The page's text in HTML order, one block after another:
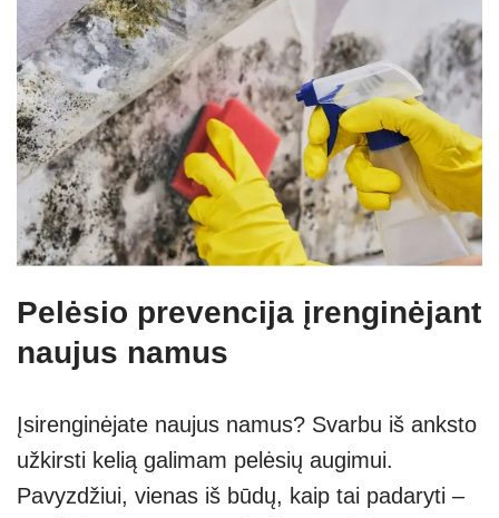
Pelėsio prevencija įrenginėjant
naujus namus
Įsirenginėjate naujus namus? Svarbu iš anksto
užkirsti kelią galimam pelėsių augimui.
Pavyzdžiui, vienas iš būdų, kaip tai padaryti –